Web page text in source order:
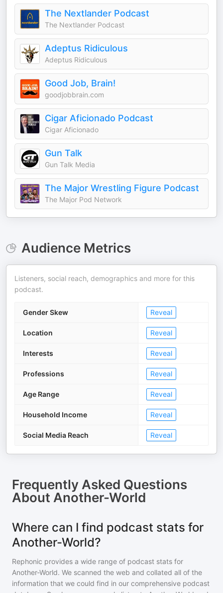
The Nextlander Podcast
The Nextlander Podcast
Adeptus Ridiculous
Adeptus Ridiculous
Good Job, Brain!
goodjobbrain.com
Cigar Aficionado Podcast
Cigar Aficionado
Gun Talk
Gun Talk Media
The Major Wrestling Figure Podcast
The Major Pod Network
Audience Metrics
Listeners, social reach, demographics and more for this
podcast.
Gender Skew Reveal
Location Reveal
Interests Reveal
Professions Reveal
Age Range Reveal
Household Income Reveal
Social Media Reach Reveal
Frequently Asked Questions
About Another-World
Where can I find podcast stats for
Another-World?
Rephonic provides a wide range of podcast stats for
Another-World. We scanned the web and collated all of the
information that we could find in our comprehensive podcast